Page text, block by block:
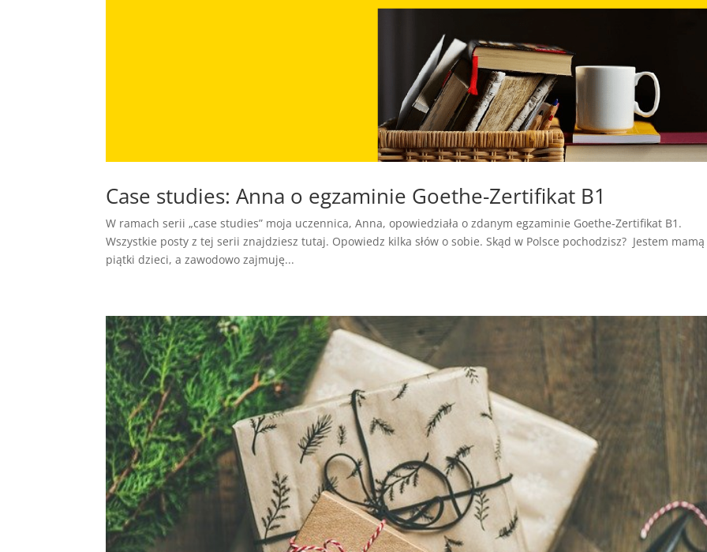
Case studies: Anna o egzaminie Goethe-Zertifikat B1
W ramach serii „case studies” moja uczennica, Anna, opowiedziała o zdanym egzaminie Goethe-Zertifikat B1.
Wszystkie posty z tej serii znajdziesz tutaj. Opowiedz kilka słów o sobie. Skąd w Polsce pochodzisz? Jestem mamą
piątki dzieci, a zawodowo zajmuję...